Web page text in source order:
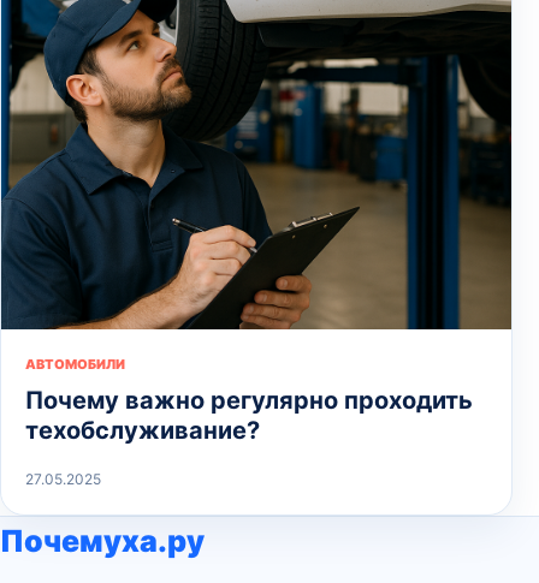
АВТОМОБИЛИ
Почему важно регулярно проходить
техобслуживание?
27.05.2025
Почемуха.ру